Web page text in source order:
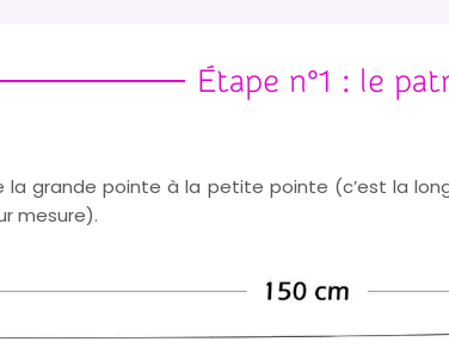
Étape n°1 : le
la grande pointe à la petite pointe (c’est la
mesure).